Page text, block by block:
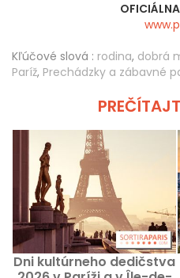
Kľúčové slová : rodina, dobrá
Paríž, Prechádzky a zábavné
Dni kultúrneho dedičstva